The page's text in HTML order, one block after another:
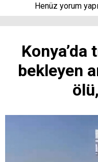
Henüz yorum
Konya’da
bekleyen